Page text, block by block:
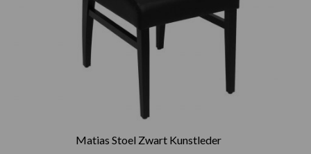
Matias Stoel Zwart Kunstleder